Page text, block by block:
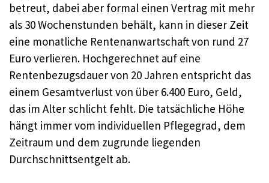
betreut, dabei aber formal einen Vertrag mit mehr
als 30 Wochenstunden behält, kann in dieser Zeit
eine monatliche Rentenanwartschaft von rund 27
Euro verlieren. Hochgerechnet auf eine
Rentenbezugsdauer von 20 Jahren entspricht das
einem Gesamtverlust von über 6.400 Euro, Geld,
das im Alter schlicht fehlt. Die tatsächliche Höhe
hängt immer vom individuellen Pflegegrad, dem
Zeitraum und dem zugrunde liegenden
Durchschnittsentgelt ab.